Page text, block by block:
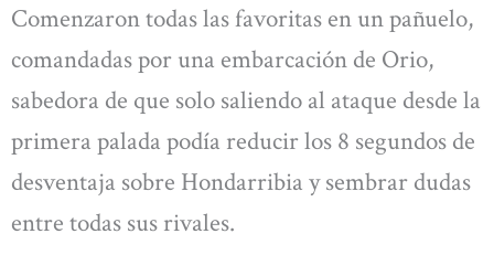
Comenzaron todas las favoritas en un pañuelo,
comandadas por una embarcación de Orio,
sabedora de que solo saliendo al ataque desde la
primera palada podía reducir los 8 segundos de
desventaja sobre Hondarribia y sembrar dudas
entre todas sus rivales.